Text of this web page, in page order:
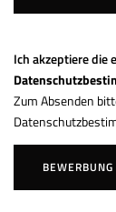
Ich akzeptiere die
Zum Absenden